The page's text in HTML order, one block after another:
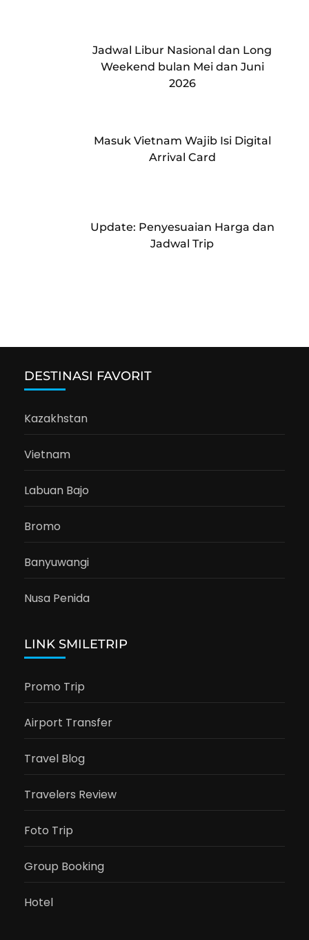
Jadwal Libur Nasional dan Long
Weekend bulan Mei dan Juni
2026
Masuk Vietnam Wajib Isi Digital
Arrival Card
Update: Penyesuaian Harga dan
Jadwal Trip
DESTINASI FAVORIT
Kazakhstan
Vietnam
Labuan Bajo
Bromo
Banyuwangi
Nusa Penida
LINK SMILETRIP
Promo Trip
Airport Transfer
Travel Blog
Travelers Review
Foto Trip
Group Booking
Hotel